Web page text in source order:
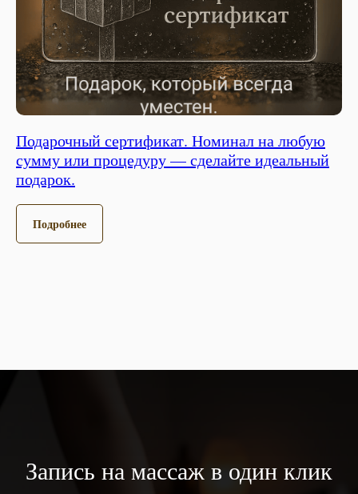
Подарочный сертификат. Номинал на любую
сумму или процедуру — сделайте идеальный
подарок.
Подробнее
Запись на массаж в один клик